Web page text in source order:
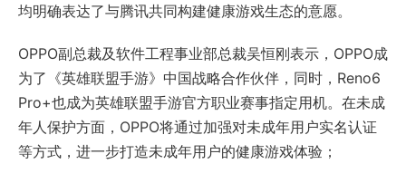
均明确表达了与腾讯共同构建健康游戏生态的意愿。
OPPO副总裁及软件工程事业部总裁吴恒刚表示，OPPO成
为了《英雄联盟手游》中国战略合作伙伴，同时，Reno6
Pro+也成为英雄联盟手游官方职业赛事指定用机。在未成
年人保护方面，OPPO将通过加强对未成年用户实名认证
等方式，进一步打造未成年用户的健康游戏体验；